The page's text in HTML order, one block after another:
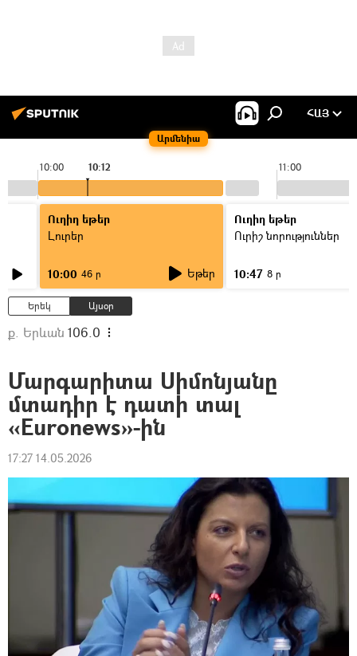
Արմենիա
ՀԱՅ
10:00 11:00
10:12
Ուղիղ եթեր
Լուրեր
10:00 46 ր Եթեր
Ուղիղ եթեր
Ուրիշ նորություններ
10:47 8 ր
Երեկ Այսօր
ք. Երևան 106.0
Մարգարիտա Սիմոնյանը
մտադիր է դատի տալ
«Euronews»-ին
17:27 14.05.2026